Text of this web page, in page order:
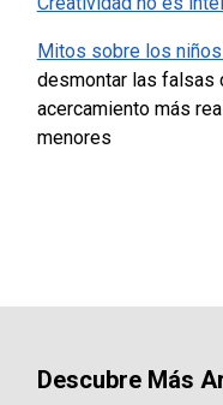
Mitos sobre los
desmontar las falsas
acercamiento más
menores
Descubre Más